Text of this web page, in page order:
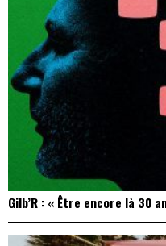
Gilb’R : « Être encore là 30